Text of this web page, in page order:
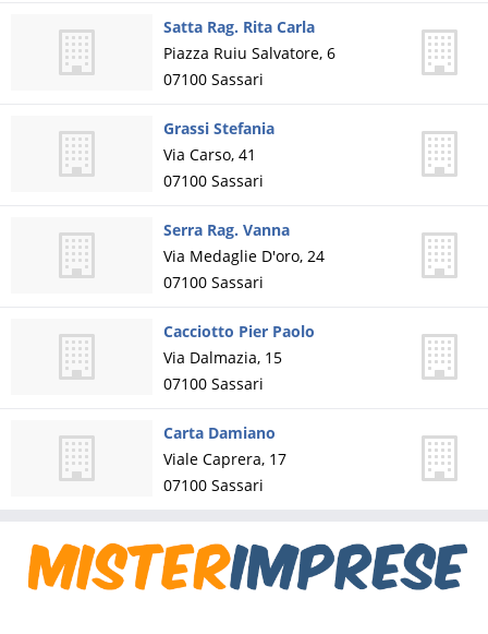
Satta Rag. Rita Carla
Piazza Ruiu Salvatore, 6
07100 Sassari
Grassi Stefania
Via Carso, 41
07100 Sassari
Serra Rag. Vanna
Via Medaglie D'oro, 24
07100 Sassari
Cacciotto Pier Paolo
Via Dalmazia, 15
07100 Sassari
Carta Damiano
Viale Caprera, 17
07100 Sassari